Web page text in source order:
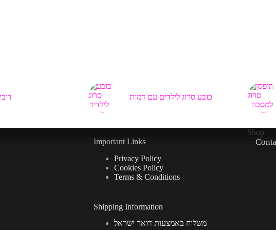
כובע סרוג לילדים עם דמות
Shop
Important Links
Privacy Policy
Cookies Policy
Terms & Conditions
Shipping Information
משלוח באמצעות דואר ישראל